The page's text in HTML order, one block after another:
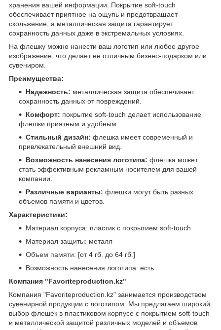
хранения вашей информации. Покрытие soft-touch
обеспечивает приятное на ощупь и предотвращает
скольжение, а металлическая защита гарантирует
сохранность данных даже в экстремальных условиях.
На флешку можно нанести ваш логотип или любое другое
изображение, что делает ее отличным бизнес-подарком или
сувениром.
Преимущества:
Надежность: металлическая защита обеспечивает
сохранность данных от повреждений.
Комфорт: покрытие soft-touch делает использование
флешки приятным и удобным.
Стильный дизайн: флешка имеет современный и
привлекательный внешний вид.
Возможность нанесения логотипа: флешка может
стать эффективным рекламным носителем для вашей
компании.
Различные варианты: флешки могут быть разных
объемов памяти и цветов.
Характеристики:
Материал корпуса: пластик с покрытием soft-touch
Материал защиты: металл
Объем памяти: [от 4 гб. до 64 гб.]
Возможность нанесения логотипа: есть
Компания "Favoriteproduction.kz"
Компания "Favoriteproduction.kz" занимается производством
сувенирной продукции с логотипом. Мы предлагаем широкий
выбор флешек в пластиковом корпусе с покрытием soft-touch
и металлической защитой различных моделей и объемов